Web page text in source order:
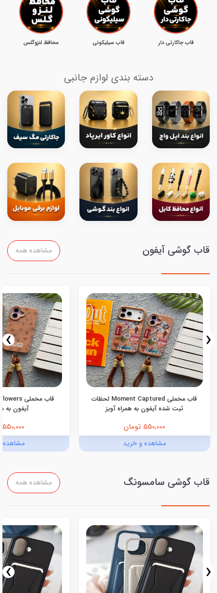
قاب جاکارتی دار قاب سیلیکونی محافظ لنزوگلس
دسته بندی لوازم جانبی
قاب گوشی آیفون مشاهده همه
قاب مخملی Moment Captured لحظات
ثبت شده آیفون به همراه آویز
550,000 تومان
مشاهده و خرید
آیفون به
550,000 تومان
مشاهده
‹
›
قاب گوشی سامسونگ مشاهده همه
‹
›